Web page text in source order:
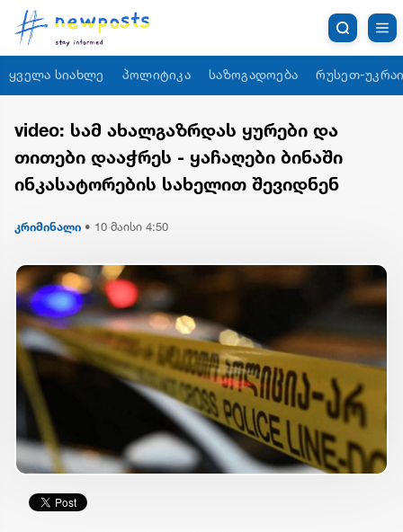
ყველა სიახლე პოლიტიკა საზოგადოება რუსეთ-
video: სამ ახალგაზრდას ყურები და
თითები დააჭრეს - ყაჩაღები ბინაში
ინკასატორების სახელით შევიდნენ
კრიმინალი • 10 მაისი 4:50